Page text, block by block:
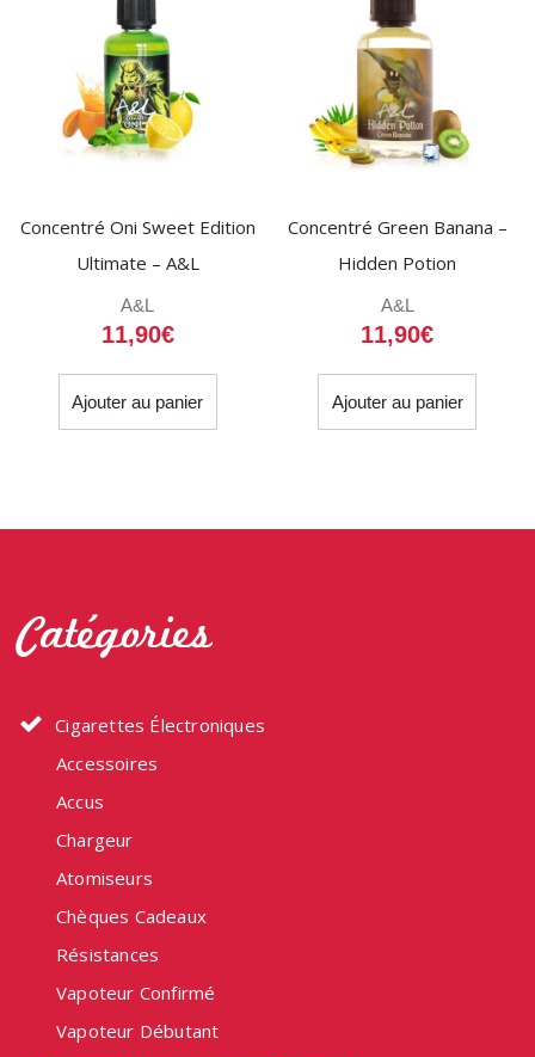
Concentré Oni Sweet Edition
Ultimate – A&L
A&L
11,90€
Ajouter au panier
Concentré Green Banana –
Hidden Potion
A&L
11,90€
Ajouter au panier
Catégories
Cigarettes Électroniques
Accessoires
Accus
Chargeur
Atomiseurs
Chèques Cadeaux
Résistances
Vapoteur Confirmé
Vapoteur Débutant